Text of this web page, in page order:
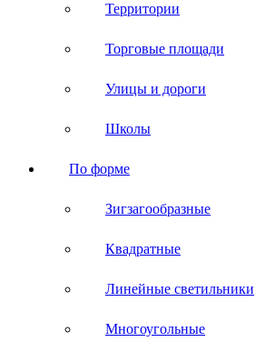
Территории
Торговые площади
Улицы и дороги
Школы
По форме
Зигзагообразные
Квадратные
Линейные светильники
Многоугольные